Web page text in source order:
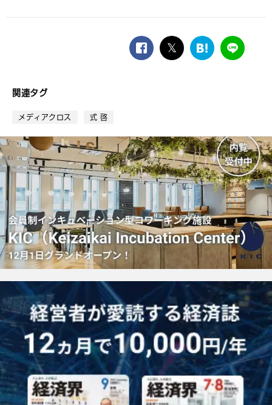
facebook
twitter
は
ー
ク
LINE
関連タグ
メディアクロス 式 啓